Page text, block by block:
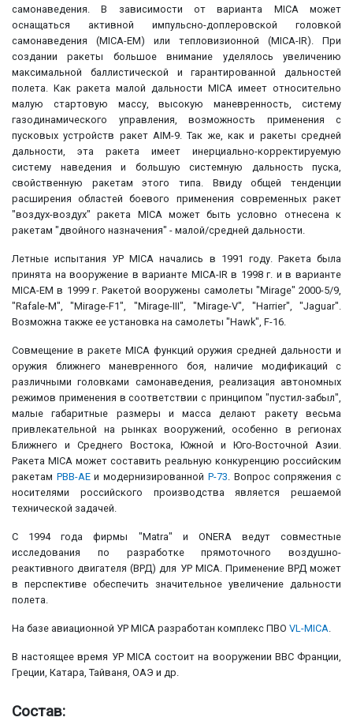
самонаведения. В зависимости от варианта MICA может
оснащаться активной импульсно-доплеровской головкой
самонаведения (MICA-EM) или тепловизионной (MICA-IR). При
создании ракеты большое внимание уделялось увеличению
максимальной баллистической и гарантированной дальностей
полета. Как ракета малой дальности MICA имеет относительно
малую стартовую массу, высокую маневренность, систему
газодинамического управления, возможность применения с
пусковых устройств ракет AIM-9. Так же, как и ракеты средней
дальности, эта ракета имеет инерциально-корректируемую
систему наведения и большую системную дальность пуска,
свойственную ракетам этого типа. Ввиду общей тенденции
расширения областей боевого применения современных ракет
"воздух-воздух" ракета MICA может быть условно отнесена к
ракетам "двойного назначения" - малой/средней дальности.
Летные испытания УР MICA начались в 1991 году. Ракета была
принята на вооружение в варианте MICA-IR в 1998 г. и в варианте
MICA-EM в 1999 г. Ракетой вооружены самолеты "Mirage" 2000-5/9,
"Rafale-M", "Mirage-F1", "Mirage-III", "Mirage-V", "Harrier", "Jaguar".
Возможна также ее установка на самолеты "Hawk", F-16.
Совмещение в ракете MICA функций оружия средней дальности и
оружия ближнего маневренного боя, наличие модификаций с
различными головками самонаведения, реализация автономных
режимов применения в соответствии с принципом "пустил-забыл",
малые габаритные размеры и масса делают ракету весьма
привлекательной на рынках вооружений, особенно в регионах
Ближнего и Среднего Востока, Южной и Юго-Восточной Азии.
Ракета MICA может составить реальную конкуренцию российским
ракетам РВВ-АЕи модернизированной Р-73 . Вопрос сопряжения с
носителями российского производства является решаемой
технической задачей.
С 1994 года фирмы "Matra" и ONERA ведут совместные
исследования по разработке прямоточного воздушно-
реактивного двигателя (ВРД) для УР MICA. Применение ВРД может
в перспективе обеспечить значительное увеличение дальности
полета.
На базе авиационной УР MICA разработан комплекс ПВО VL-MICA
В настоящее время УР MICA состоит на вооружении ВВС Франции,
Греции, Катара, Тайваня, ОАЭ и др.
Состав: